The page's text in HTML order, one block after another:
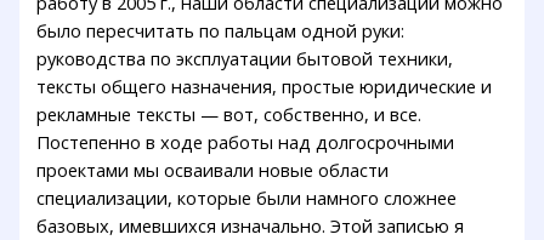
было пересчитать по пальцам одной руки:
руководства по эксплуатации бытовой техники,
тексты общего назначения, простые юридические и
рекламные тексты — вот, собственно, и все.
Постепенно в ходе работы над долгосрочными
проектами мы осваивали новые области
специализации, которые были намного сложнее
базовых, имевшихся изначально. Этой записью я